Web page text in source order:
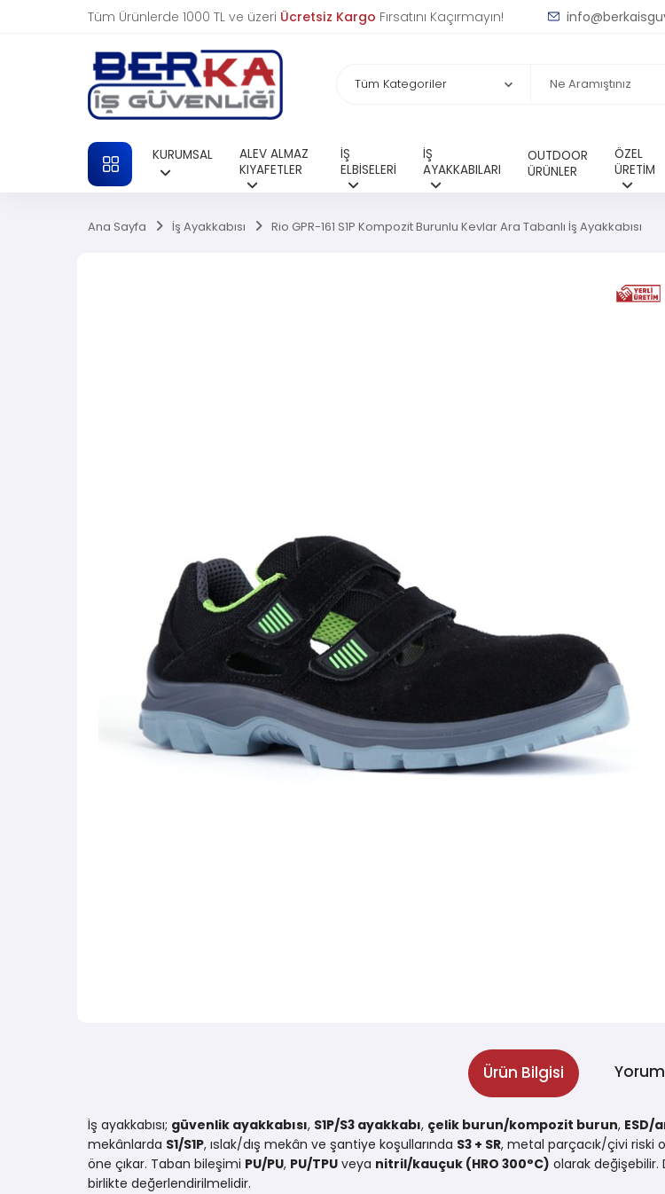
Tüm Ürünlerde 1000 TL ve üzeri Ücretsiz Kargo Fırsatını Kaçırmayın!
TÜM KATEGORILER
KURUMSAL
ALEV ALMAZ
KIYAFETLER
İŞ
ELBİSELERİ
İŞ
AYAKKABILARI
OUTDOOR
ÜRÜNLER
ÖZEL
ÜRETİM
Ana Sayfa İş Ayakkabısı Rio GPR-161 S1P Kompozit Burunlu Kevlar Ara Tabanlı İş Ayakkabısı
Ürün Bilgisi
İş ayakkabısı; güvenlik ayakkabısı, S1P/S3 ayakkabı, çelik burun/kompozit burun, ESD/
mekânlarda S1/S1P, ıslak/dış mekân ve şantiye koşullarında S3 + SR, metal parçacık/çivi riski
öne çıkar. Taban bileşimi PU/PU, PU/TPU veya nitril/kauçuk (HRO 300°C) olarak
birlikte değerlendirilmelidir.